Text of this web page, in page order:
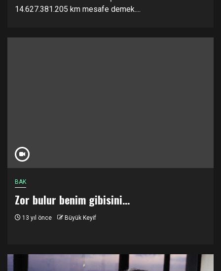
14.627.381.205 km mesafe demek....
BAK
Zor bulur benim gibisini…
13 yıl önce Büyük Keyif